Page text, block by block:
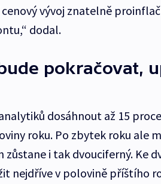
vývoj znatelně
dodal.
pokračovat,
dosáhnout až 15
roku. Po zbytek roku ale
i tak dvouciferný. Ke
nejdříve v polovině příštího